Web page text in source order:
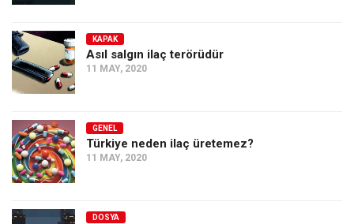
KAPAK
Asıl salgın ilaç terörüdür
11 MAY, 2020
GENEL
Türkiye neden ilaç üretemez?
11 MAY, 2020
DOSYA